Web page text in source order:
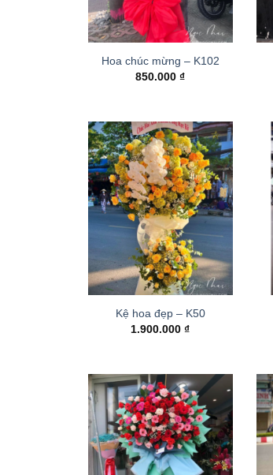
Hoa chúc mừng – K102
850.000₫
Kệ hoa đẹp – K50
1.900.000₫